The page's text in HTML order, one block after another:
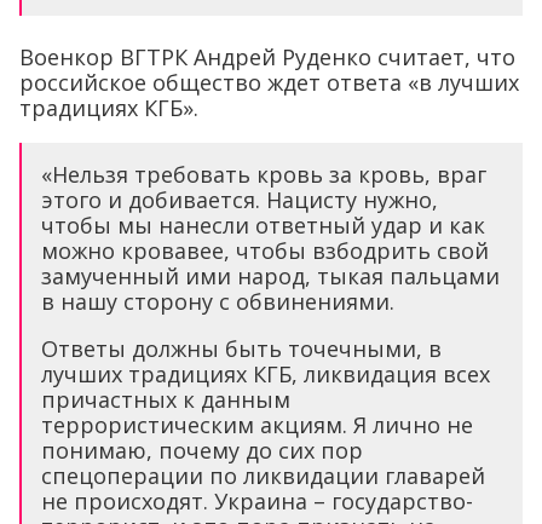
Военкор ВГТРК Андрей Руденко считает, что
российское общество ждет ответа «в лучших
традициях КГБ».
«Нельзя требовать кровь за кровь, враг
этого и добивается. Нацисту нужно,
чтобы мы нанесли ответный удар и как
можно кровавее, чтобы взбодрить свой
замученный ими народ, тыкая пальцами
в нашу сторону с обвинениями.
Ответы должны быть точечными, в
лучших традициях КГБ, ликвидация всех
причастных к данным
террористическим акциям. Я лично не
понимаю, почему до сих пор
спецоперации по ликвидации главарей
не происходят. Украина – государство-